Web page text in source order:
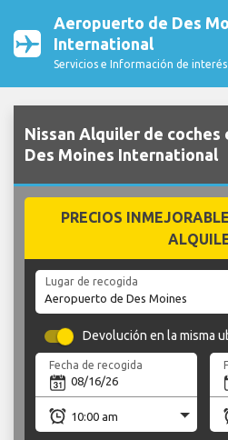
Aeropuerto de Des
International
Servicios e Información de
Nissan Alquiler de
Des Moines International
PRECIOS
Lugar de recogida
Devolución en la misma
Fecha de recogida